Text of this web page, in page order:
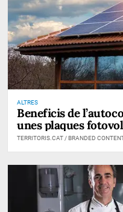
ALTRES
Beneficis de
unes plaques
TERRITORIS.CAT / BRANDED